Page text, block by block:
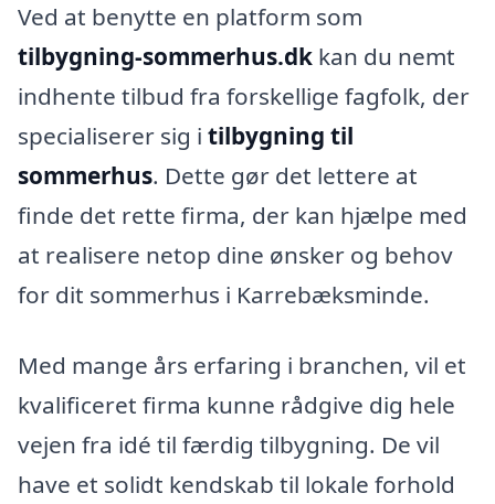
Ved at benytte en platform som
tilbygning-sommerhus.dk kan du nemt
indhente tilbud fra forskellige fagfolk, der
specialiserer sig i tilbygning til
sommerhus. Dette gør det lettere at
finde det rette firma, der kan hjælpe med
at realisere netop dine ønsker og behov
for dit sommerhus i Karrebæksminde.
Med mange års erfaring i branchen, vil et
kvalificeret firma kunne rådgive dig hele
vejen fra idé til færdig tilbygning. De vil
have et solidt kendskab til lokale forhold